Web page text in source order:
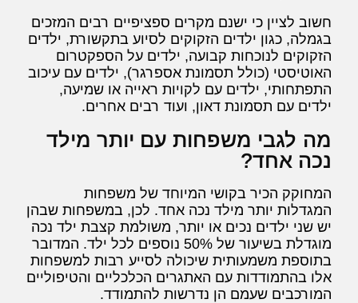
חשוב לציין כי ישנם מקרים ספציפיים רבים המזכים
בגמלה, כגון ילדים הזקוקים לסיוע בתקשורת, ילדים
הזקוקים לנוכחות קבועה, ילדים על הספקטרום
האוטיסטי (כולל תסמונת אספרגר), ילדים עם עיכוב
התפתחותי, ילדים עם לקויות ראייה או שמיעה,
ילדים עם תסמונת דאון, ועוד רבים אחרים.
מה לגבי משפחות עם יותר מילד
נכה אחד?
המחוקק הכיר בקושי המיוחד של משפחות
המגדלות יותר מילד נכה אחד. לכן, במשפחות שבהן
יש שני ילדים נכים או יותר, משולמת קצבת ילד נכה
מוגדלת בשיעור של 50% נוספים לכל ילד. המדובר
בתוספת משמעותית שיכולה לסייע רבות למשפחות
אלו בהתמודדות עם האתגרים הכלכליים והטיפוליים
המורכבים שעמם הן נדרשות להתמודד.